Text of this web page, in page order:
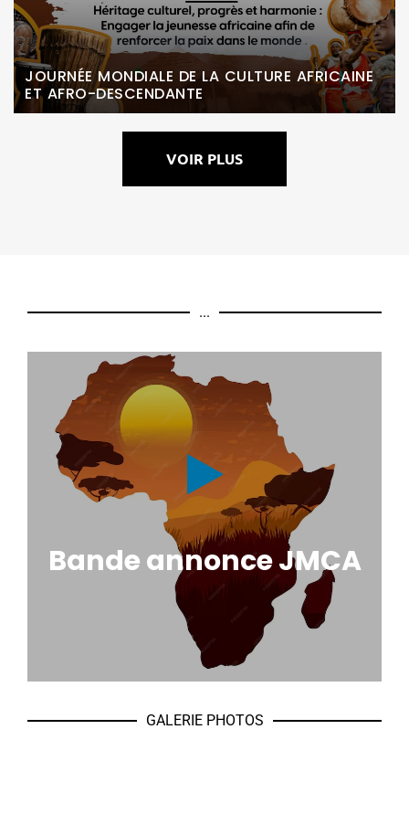
JOURNÉE MONDIALE DE LA CULTURE AFRICAINE
ET AFRO-DESCENDANTE
VOIR PLUS
...
Bande annonce JMCA
GALERIE PHOTOS